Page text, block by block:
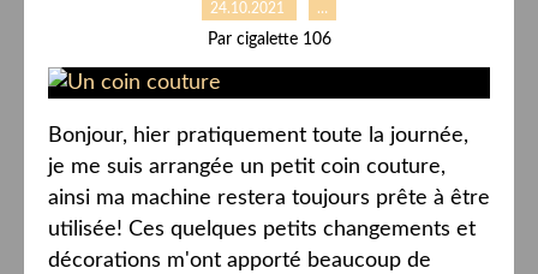
24.10.2021 …
Par cigalette 106
Bonjour, hier pratiquement toute la journée,
je me suis arrangée un petit coin couture,
ainsi ma machine restera toujours prête à être
utilisée! Ces quelques petits changements et
décorations m'ont apporté beaucoup de